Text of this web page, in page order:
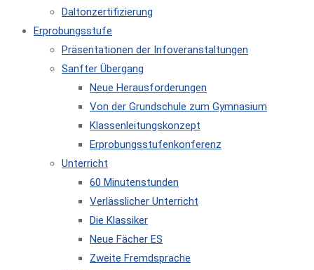
Daltonzertifizierung
Erprobungsstufe
Präsentationen der Infoveranstaltungen
Sanfter Übergang
Neue Herausforderungen
Von der Grundschule zum Gymnasium
Klassenleitungskonzept
Erprobungsstufenkonferenz
Unterricht
60 Minutenstunden
Verlässlicher Unterricht
Die Klassiker
Neue Fächer ES
Zweite Fremdsprache